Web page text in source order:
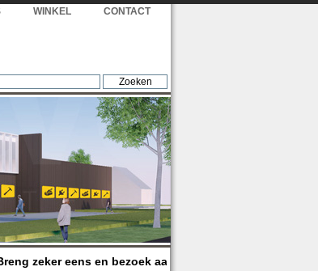
CONTACT
WINKEL
zeker eens en bezoek aan onze winkel, wij